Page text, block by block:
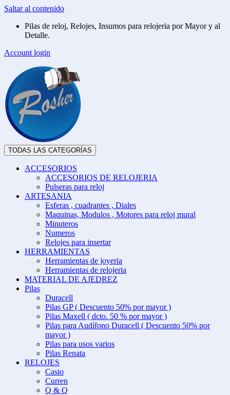
Saltar al contenido
Pilas de reloj, Relojes, Insumos para relojeria por Mayor y al
Detalle.
Account login
TODAS LAS CATEGORÍAS
ACCESORIOS
ACCESORIOS DE RELOJERIA
Pulseras para reloj
ARTESANIA
Esferas , cuadrantes , Diales
Maquinas, Modulos , Motores para reloj mural
Minuteros
Numeros
Relojes para insertar
HERRAMIENTAS
Herramientas de joyeria
Herramientas de relojeria
MATERIAL DE AJEDREZ
Pilas
Duracell
Pilas GP ( Descuento 50% por mayor )
Pilas Maxell ( dcto. 50 % por mayor )
Pilas para Audífono Duracell ( Descuento 50% por
mayor )
Pilas para usos varios
Pilas Renata
RELOJES
Casio
Curren
Q & Q